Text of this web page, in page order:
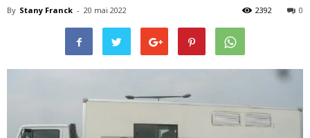
By Stany Franck - 20 mai 2022 0
2392